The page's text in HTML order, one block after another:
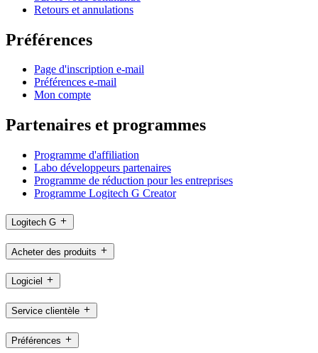
Retours et annulations
Préférences
Page d'inscription e-mail
Préférences e-mail
Mon compte
Partenaires et programmes
Programme d'affiliation
Labo développeurs partenaires
Programme de réduction pour les entreprises
Programme Logitech G Creator
Logitech G
Acheter des produits
Logiciel
Service clientèle
Préférences